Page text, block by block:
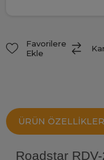
Favorilere
Ekle
ÜRÜN
Roadstar